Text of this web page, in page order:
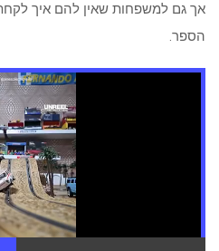
אך גם למשפחות שאין להם איך
הספר.